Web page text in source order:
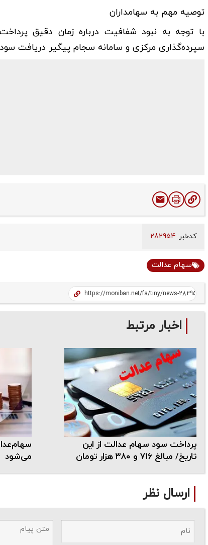
توصیه مهم به سهامداران
با توجه به نبود شفافیت درباره زمان دقیق
سپرده‌گذاری مرکزی و سامانه سجام پیگیر دریافت
کدخبر:
سهام عدالت
اخبار مرتبط
پرداخت سود سهام عدالت از این
تاریخ/ مبالغ ۷۱۶ و ۳۸۰ هزار تومان
می‌شود
ارسال نظر